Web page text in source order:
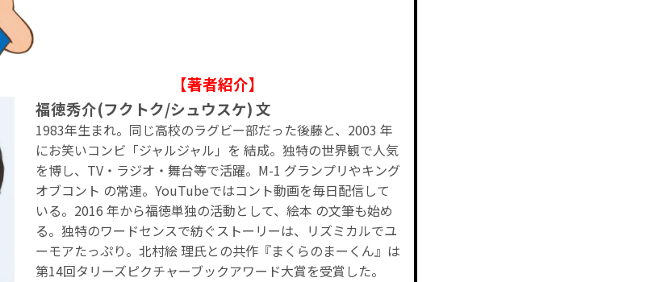
【著者紹介】
福徳秀介(フクトク/シュウスケ) 文
1983年生まれ。同じ高校のラグビー部だった後藤と、2003 年
にお笑いコンビ「ジャルジャル」を 結成。独特の世界観で人気
を博し、TV・ラジオ・舞台等で活躍。M-1 グランプリやキング
オブコント の常連。YouTubeではコント動画を毎日配信して
いる。2016 年から福徳単独の活動として、絵本 の文筆も始め
る。独特のワードセンスで紡ぐストーリーは、リズミカルでユ
ーモアたっぷり。北村絵 理氏との共作『まくらのまーくん』は
第14回タリーズピクチャーブックアワード大賞を受賞した。